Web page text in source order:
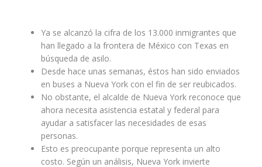
Ya se alcanzó la cifra de los 13.000 inmigrantes que
han llegado a la frontera de México con Texas en
búsqueda de asilo.
Desde hace unas semanas, éstos han sido enviados
en buses a Nueva York con el fin de ser reubicados.
No obstante, el alcalde de Nueva York reconoce que
ahora necesita asistencia estatal y federal para
ayudar a satisfacer las necesidades de esas
personas.
Esto es preocupante porque representa un alto
costo. Según un análisis, Nueva York invierte